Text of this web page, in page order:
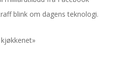
blink om dagens teknologi.